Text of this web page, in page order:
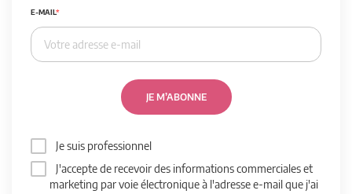
E-MAIL
JE M’ABONNE
Je suis professionnel
J'accepte de recevoir des informations commerciales et
marketing par voie électronique à l'adresse e-mail que j'ai